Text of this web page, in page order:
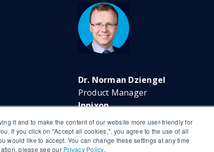
it and to make the content of our website more user-friendly for
If you click on "Accept all cookies,", you agree to the use of all
would like to accept. You can change these settings at any time
please see our Privacy Policy.
Dr. Norman Dziengel
Product Manager
Inpixon